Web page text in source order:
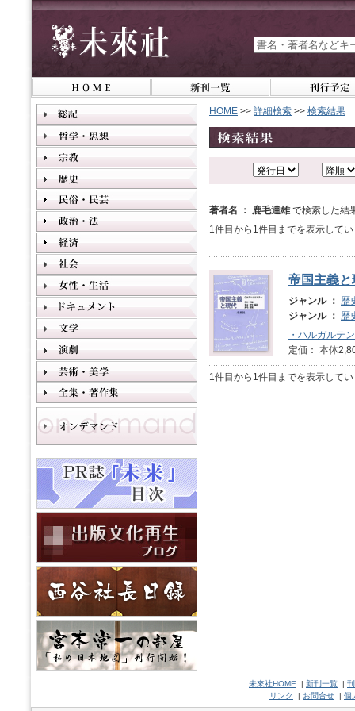
HOME >> 詳細検索 >> 検索結果
著者名 ： 鹿毛達雄で検索した結
1件目から1件目までを表示して
帝国主義と
ジャンル ： 歴
ジャンル ： 歴
・ハルガルテン
定価： 本体
1件目から1件目までを表示して
未來社HOME | 新刊一覧 |
リンク
| お問合せ | 個